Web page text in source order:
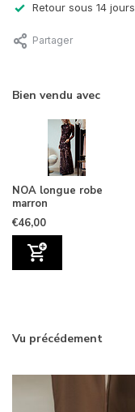
Retour sous 14 jours
Partager
Bien vendu avec
NOA longue robe
marron
€46,00
Vu précédement